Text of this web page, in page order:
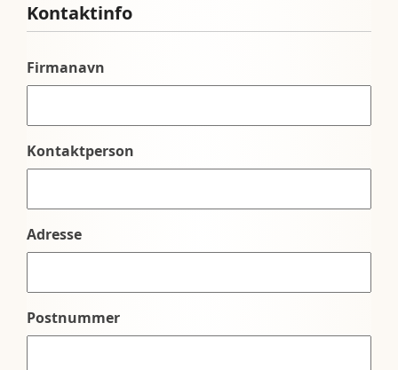
Kontaktinfo
Firmanavn
Kontaktperson
Adresse
Postnummer